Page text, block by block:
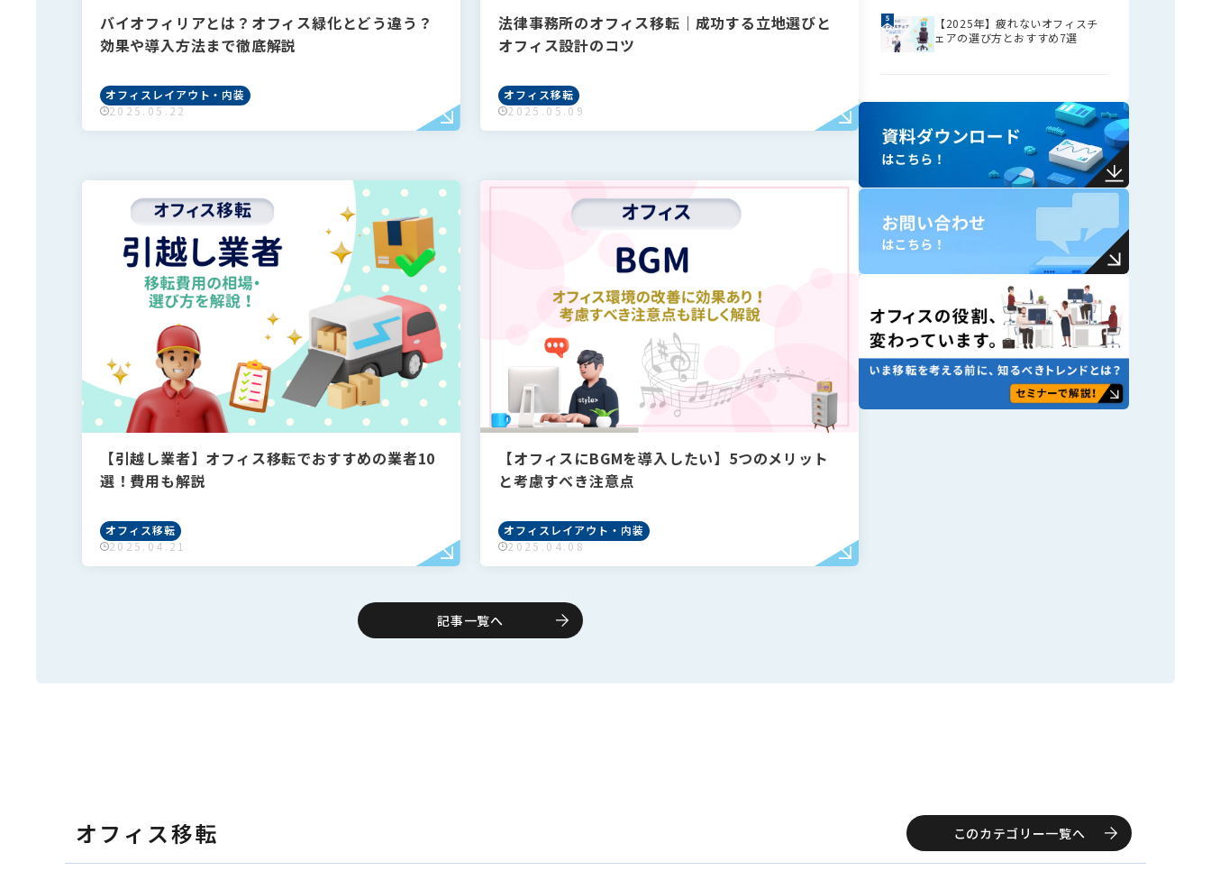
バイオフィリアとは？オフィス緑化とどう違う？
効果や導入方法まで徹底解説
オフィスレイアウト・内装
2025.05.22
法律事務所のオフィス移転｜成功する立地選びと
オフィス設計のコツ
オフィス移転
2025.05.09
【引越し業者】オフィス移転でおすすめの業者10
選！費用も解説
オフィス移転
2025.04.21
【オフィスにBGMを導入したい】5つのメリット
と考慮すべき注意点
オフィスレイアウト・内装
2025.04.08
記事一覧へ
【2025年】疲れないオフィスチ
ェアの選び方とおすすめ7選
オフィス移転 このカテゴリー一覧へ